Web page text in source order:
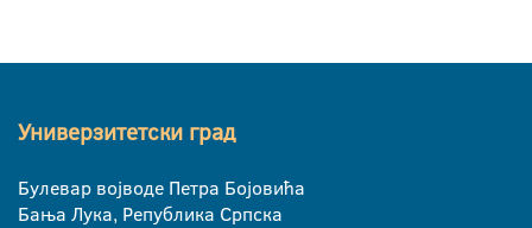
Универзитетски град
Булевар војводе Петра Бојовића
Бања Лука, Република Српска